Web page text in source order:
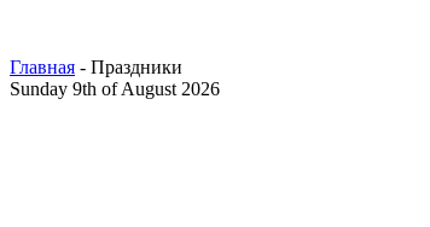
Главная - Праздники
Sunday 9th of August 2026